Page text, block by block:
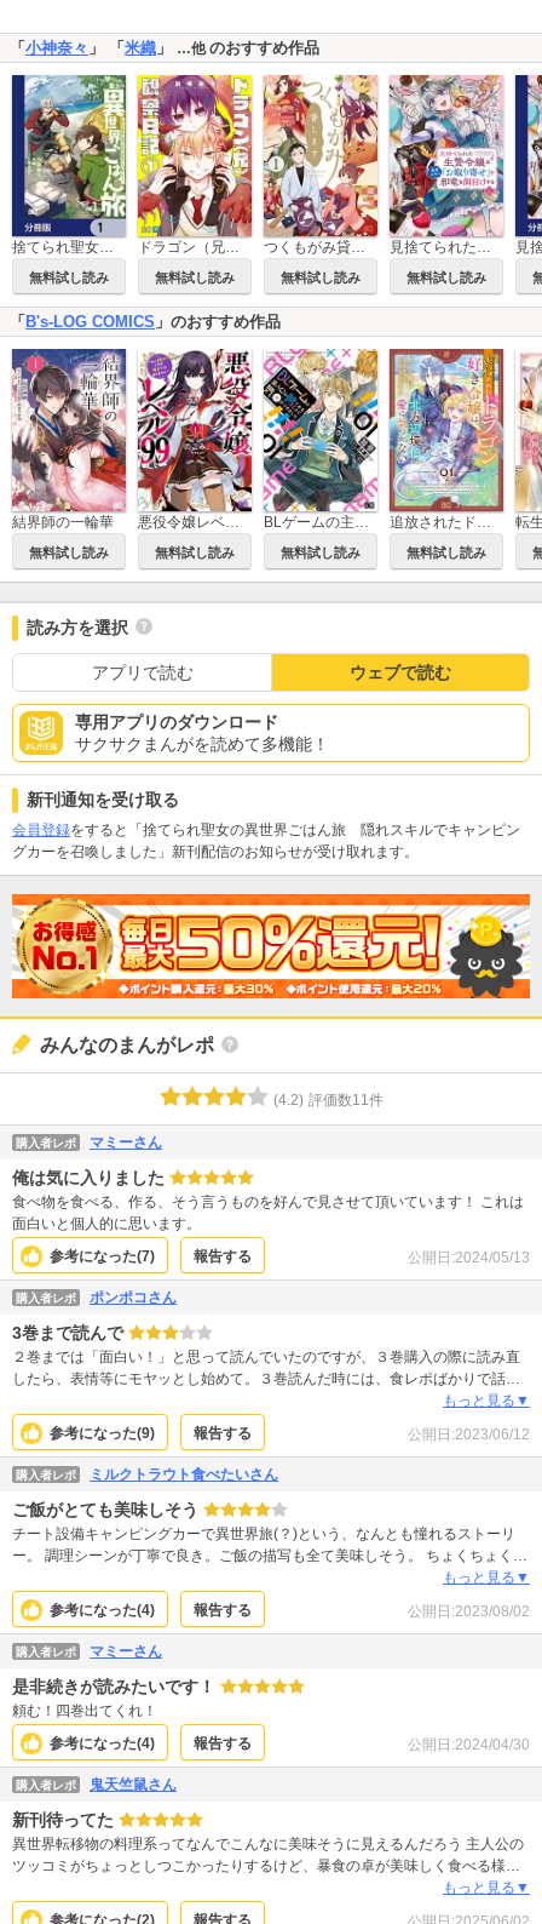
「小神奈々 」 「米織 」 …他のおすすめ作品
捨てられ聖女の異世界ごはん旅 隠れスキルでキャンピングカーを召喚しました【分冊版】
無料試し読み
ドラゴン（兄）観察日記
無料試し読み
つくもがみ貸します
無料試し読み
見捨てられた生贄令嬢は専用スキル「お取り寄せ」で邪竜を餌付けする
無料試し読み
「 B's-LOG COMICS 」のおすすめ作品
結界師の一輪華
無料試し読み 無料試し読み 無料試し読み
追放されたドラゴン好き令嬢は、北方辺境伯の愛に気づかない
無料試し読み
読み方を選択
アプリで読む ウェブで読む
専用アプリのダウンロード
サクサクまんがを読めて多機能！
新刊通知を受け取る
会員登録をすると「捨てられ聖女の異世界ごはん旅 隠れスキルでキャンピン
グカーを召喚しました」新刊配信のお知らせが受け取れます。
みんなのまんがレポ
(4.2) 評価数11 件
購入者レポ マミーさん
俺は気に入りました
食べ物を食べる、作る、そう言うものを好んで見させて頂いています！ これは
面白いと個人的に思います。
参考になった(7) 報告する 公開日:2024/05/13
購入者レポ ポンポコさん
3巻まで読んで
２巻までは「面白い！」と思って読んでいたのですが、３巻購入の際に読み直
したら、表情等にモヤッとし始めて。３巻読んだ時には、食レポばかりで話が
全っ然進まないし、顔芸やドヤ顔等にイラッとしたのでここで脱落します。残
念。
もっと見る▼
参考になった(9) 報告する 公開日:2023/06/12
購入者レポ ミルクトラウト食べたいさん
ご飯がとても美味しそう
チート設備キャンピングカーで異世界旅(？)という、なんとも憧れるストーリ
ー。 調理シーンが丁寧で良き。ご飯の描写も全て美味しそう。 ちょくちょく挟
む小ネタとか、よく分からない表現や蛇足によって話のテンポが悪く感じると
ころもあるから、読む人は選ぶかも。 医療系の知識は今後どう活かされるのか
期待。 とにかくご飯美味しそう。食べてる時の表情も良い。
もっと見る▼
参考になった(4) 報告する 公開日:2023/08/02
購入者レポ マミーさん
是非続きが読みたいです！
頼む！四巻出てくれ！
参考になった(4) 報告する 公開日:2024/04/30
購入者レポ 鬼天竺鼠さん
新刊待ってた
異世界転移物の料理系ってなんでこんなに美味そうに見えるんだろう 主人公の
ツッコミがちょっとしつこかったりするけど、暴食の卓が美味しく食べる様子
もっと見る▼
参考になった(2) 報告する